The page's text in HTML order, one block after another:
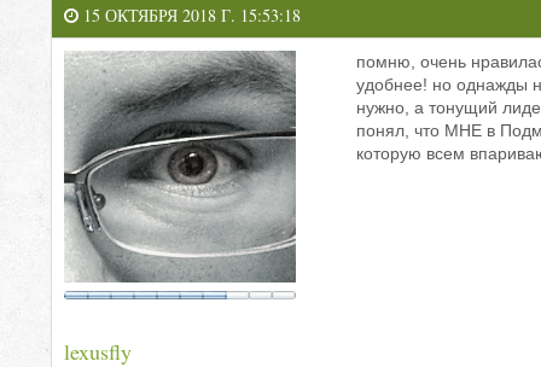
15 ОКТЯБРЯ 2018 Г. 15:53:18
lexusfly
помню, очень
удобнее! но однажды
нужно, а тонущий
понял, что МНЕ в
которую всем